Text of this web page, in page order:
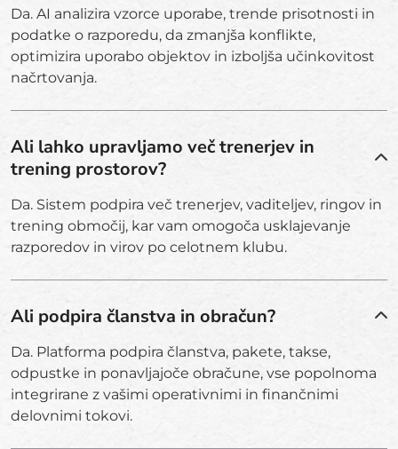
Da. AI analizira vzorce uporabe, trende prisotnosti in
podatke o razporedu, da zmanjša konflikte,
optimizira uporabo objektov in izboljša učinkovitost
načrtovanja.
Ali lahko upravljamo več trenerjev in
trening prostorov?
Da. Sistem podpira več trenerjev, vaditeljev, ringov in
trening območij, kar vam omogoča usklajevanje
razporedov in virov po celotnem klubu.
Ali podpira članstva in obračun?
Da. Platforma podpira članstva, pakete, takse,
odpustke in ponavljajoče obračune, vse popolnoma
integrirane z vašimi operativnimi in finančnimi
delovnimi tokovi.